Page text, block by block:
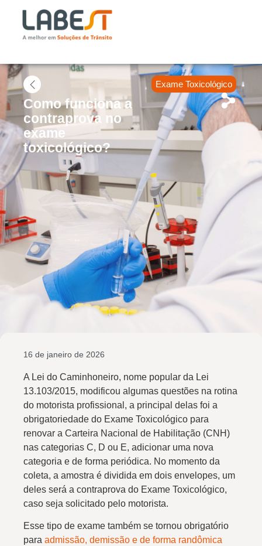
Como funciona a
contraprova no
exame
toxicológico?
Exame Toxicológico
16 de janeiro de 2026
A Lei do Caminhoneiro, nome popular da Lei
13.103/2015, modificou algumas questões na rotina
do motorista profissional, a principal delas foi a
obrigatoriedade do Exame Toxicológico para
renovar a Carteira Nacional de Habilitação (CNH)
nas categorias C, D ou E, adicionar uma nova
categoria e de forma periódica. No momento da
coleta, a amostra é dividida em dois envelopes, um
deles será a contraprova do Exame Toxicológico,
caso seja solicitado pelo motorista.
Esse tipo de exame também se tornou obrigatório
para admissão, demissão e de forma randômica